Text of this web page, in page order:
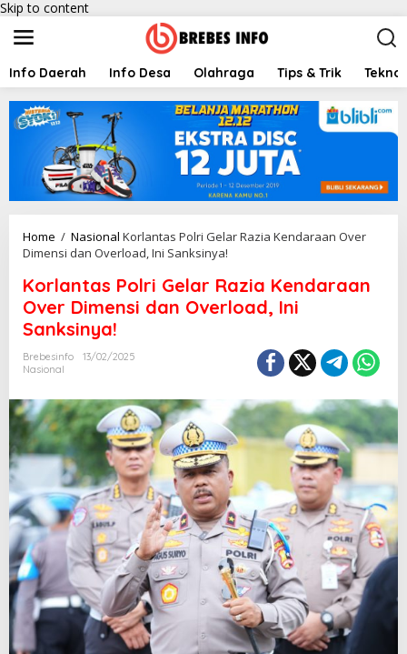
Skip to content
Info Daerah Info Desa Olahraga Tips & Trik
Home / Nasional Korlantas Polri Gelar Razia Kendaraan Over
Dimensi dan Overload, Ini Sanksinya!
Korlantas Polri Gelar Razia Kendaraan
Over Dimensi dan Overload, Ini
Sanksinya!
Brebesinfo
13/02/2025
Nasional